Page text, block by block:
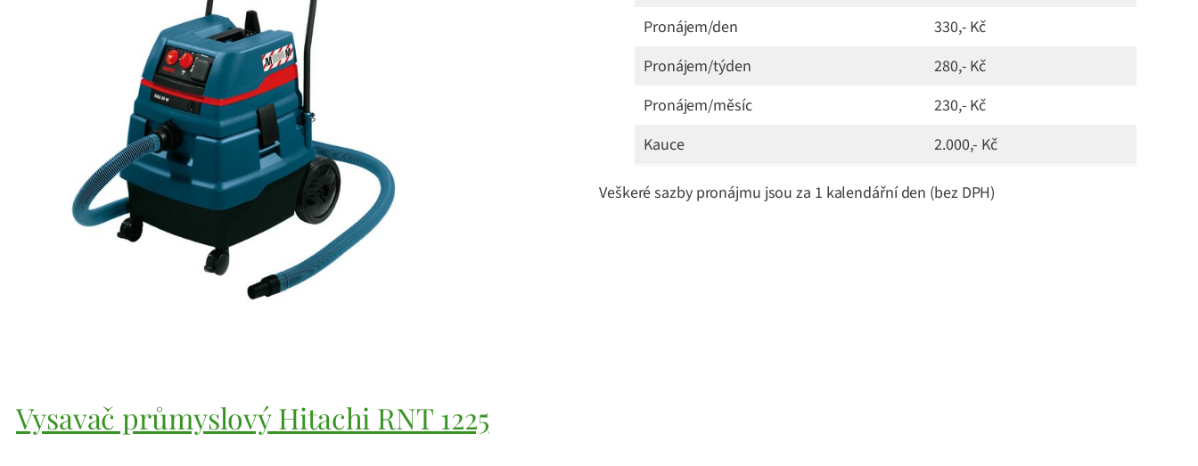
Pronájem/den
330,- Kč
Pronájem/týden
280,- Kč
Pronájem/měsíc
230,- Kč
Kauce
2.000,- Kč
Veškeré sazby pronájmu jsou za 1 kalendářní den (bez DPH)
Vysavač průmyslový Hitachi RNT 1225